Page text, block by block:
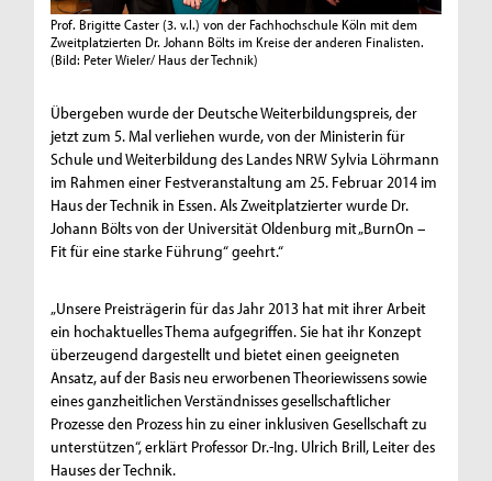
Prof. Brigitte Caster (3. v.l.) von der Fachhochschule Köln mit dem
Zweitplatzierten Dr. Johann Bölts im Kreise der anderen Finalisten.
(Bild: Peter Wieler/ Haus der Technik)
Übergeben wurde der Deutsche Weiterbildungspreis, der
jetzt zum 5. Mal verliehen wurde, von der Ministerin für
Schule und Weiterbildung des Landes NRW Sylvia Löhrmann
im Rahmen einer Festveranstaltung am 25. Februar 2014 im
Haus der Technik in Essen. Als Zweitplatzierter wurde Dr.
Johann Bölts von der Universität Oldenburg mit „BurnOn –
Fit für eine starke Führung“ geehrt.“
„Unsere Preisträgerin für das Jahr 2013 hat mit ihrer Arbeit
ein hochaktuelles Thema aufgegriffen. Sie hat ihr Konzept
überzeugend dargestellt und bietet einen geeigneten
Ansatz, auf der Basis neu erworbenen Theoriewissens sowie
eines ganzheitlichen Verständnisses gesellschaftlicher
Prozesse den Prozess hin zu einer inklusiven Gesellschaft zu
unterstützen“, erklärt Professor Dr.-Ing. Ulrich Brill, Leiter des
Hauses der Technik.